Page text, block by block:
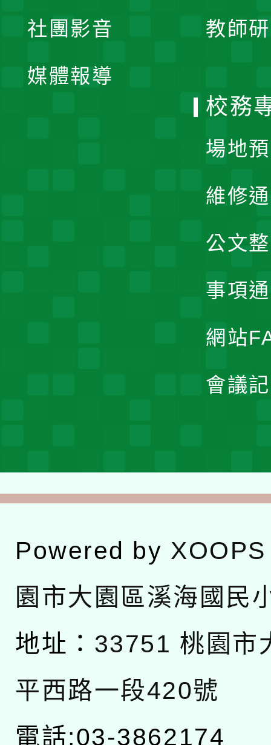
教師
社團影音
媒體報導
校務
場地
維修
公文
事項
網站
會議
Powered by XOOPS
園市大園區溪海國民
地址： 33751 桃園市
平西路一段420號
電話:03-3862174